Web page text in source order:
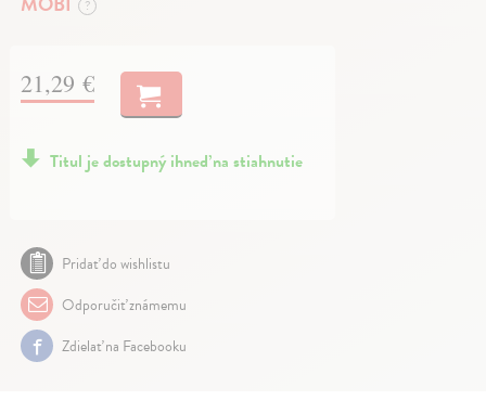
?
21,29 €
Titul je dostupný ihneď na stiahnutie
Pridať do wishlistu
Odporučiť známemu
Zdielať na Facebooku